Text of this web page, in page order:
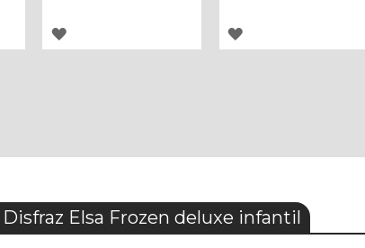
AGREGAR
AGREGAR
Disfraz Elsa Frozen deluxe infantil